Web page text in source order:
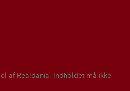
af Realdania. Indholdet må ikke